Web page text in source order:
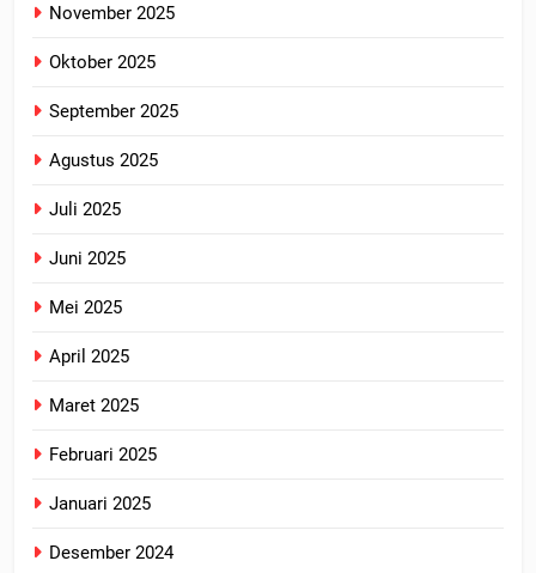
November 2025
Oktober 2025
September 2025
Agustus 2025
Juli 2025
Juni 2025
Mei 2025
April 2025
Maret 2025
Februari 2025
Januari 2025
Desember 2024